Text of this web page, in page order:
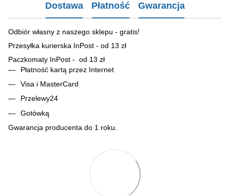
Dostawa Płatność Gwarancja
Odbiór własny z naszego sklepu - gratis!
Przesyłka kurierska InPost - od 13 zł
Paczkomaty InPost - od 13 zł
Płatność kartą przez Internet
Visa i MasterCard
Przelewy24
Gotówką
Gwarancja producenta do 1 roku.